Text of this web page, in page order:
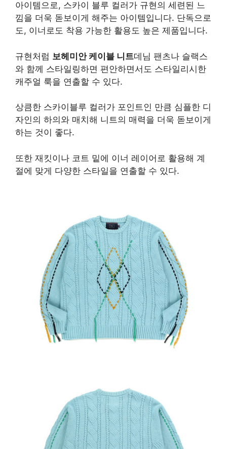
아이템으로, 스카이 블루 컬러가 규현의 세련된 느
낌을 더욱 돋보이게 해주는 아이템입니다. 단독으로
도, 이너로도 착용 가능한 활용도 높은 제품입니다.
규현처럼 보헤미안 케이블 니트데님 팬츠나 슬랙스
와 함께 스타일링하면 편안하면서도 스타일리시한
캐주얼 룩을 연출할 수 있다.
상큼한 스카이블루 컬러가 포인트인 만큼 심플한 디
자인의 하의와 매치해 니트의 매력을 더욱 돋보이게
하는 것이 좋다.
또한 재킷이나 코트 밑에 이너 레이어로 활용해 계
절에 맞게 다양한 스타일을 연출할 수 있다.